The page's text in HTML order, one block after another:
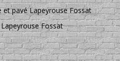
et pavé Lapeyrouse Fossat
Fossat